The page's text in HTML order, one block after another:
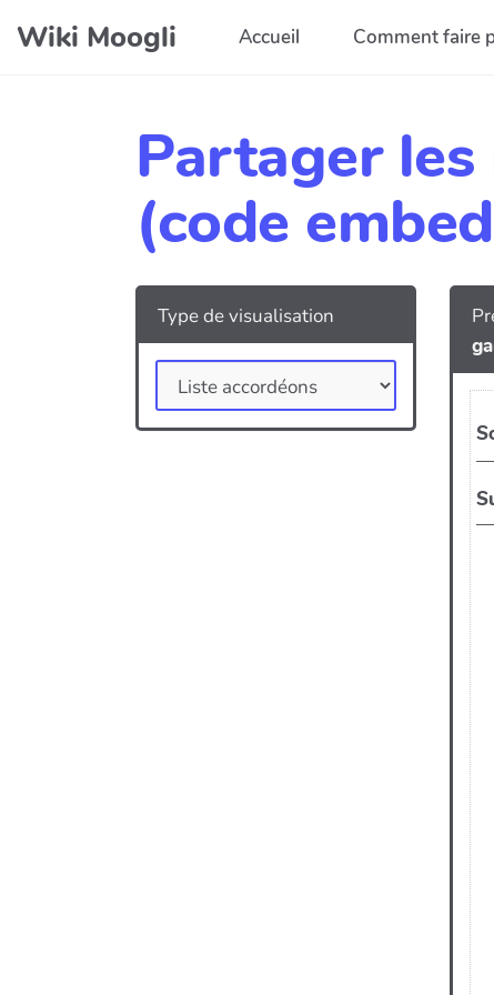
Aller au contenu principal
Wiki Moogli Accueil Comment faire
Partager
(code
Type de visualisation